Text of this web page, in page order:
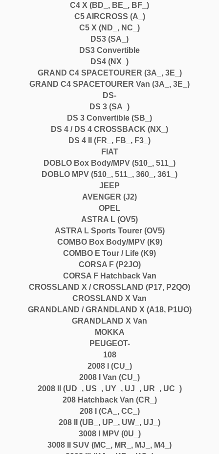
C4 X (BD_, BE_, BF_)
C5 AIRCROSS (A_)
C5 X (ND_, NC_)
DS3 (SA_)
DS3 Convertible
DS4 (NX_)
GRAND C4 SPACETOURER (3A_, 3E_)
GRAND C4 SPACETOURER Van (3A_, 3E_)
DS-
DS 3 (SA_)
DS 3 Convertible (SB_)
DS 4 / DS 4 CROSSBACK (NX_)
DS 4 II (FR_, FB_, F3_)
FIAT
DOBLO Box Body/MPV (510_, 511_)
DOBLO MPV (510_, 511_, 360_, 361_)
JEEP
AVENGER (J2)
OPEL
ASTRA L (OV5)
ASTRA L Sports Tourer (OV5)
COMBO Box Body/MPV (K9)
COMBO E Tour / Life (K9)
CORSA F (P2JO)
CORSA F Hatchback Van
CROSSLAND X / CROSSLAND (P17, P2QO)
CROSSLAND X Van
GRANDLAND / GRANDLAND X (A18, P1UO)
GRANDLAND X Van
MOKKA
PEUGEOT-
108
2008 I (CU_)
2008 I Van (CU_)
2008 II (UD_, US_, UY_, UJ_, UR_, UC_)
208 Hatchback Van (CR_)
208 I (CA_, CC_)
208 II (UB_, UP_, UW_, UJ_)
3008 I MPV (0U_)
3008 II SUV (MC_, MR_, MJ_, M4_)